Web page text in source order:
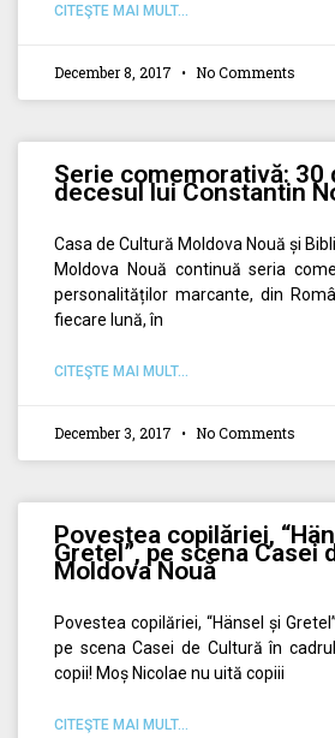
CITEŞTE MAI MULT...
December 8, 2017 No Comments
Serie comemorativă: 30
decesul lui Constantin
Casa de Cultură Moldova Nouă și
Moldova Nouă continuă seria
personalităților marcante, din
fiecare lună, în
CITEŞTE MAI MULT...
December 3, 2017 No Comments
Povestea copilăriei,
Gretel”, pe scena Casei
Moldova Nouă
Povestea copilăriei, “Hänsel și
pe scena Casei de Cultură în
copii! Moș Nicolae nu uită copiii
CITEŞTE MAI MULT...